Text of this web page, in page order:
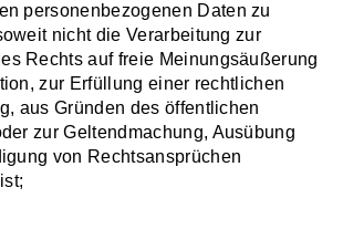
personenbezogenen Daten zu
nicht die Verarbeitung zur
Rechts auf freie Meinungsäußerung
zur Erfüllung einer rechtlichen
aus Gründen des öffentlichen
zur Geltendmachung, Ausübung
von Rechtsansprüchen